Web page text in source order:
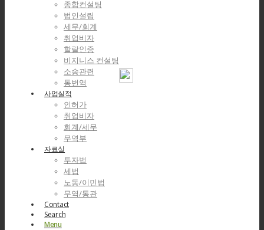
종합컨설팅
법인설립
세무/회계
취업비자
할랄인증
비지니스 컨설팅
소송관련
통번역
사업실적
인허가
취업비자
회계/세무
무역부
자료실
투자법
세법
노동/이민법
무역/통관
Contact
Search
Menu